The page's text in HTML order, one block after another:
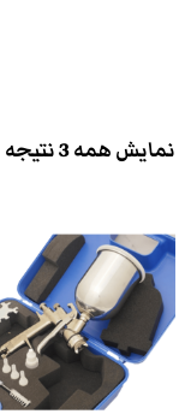
نمایش همه 3 نتیجه